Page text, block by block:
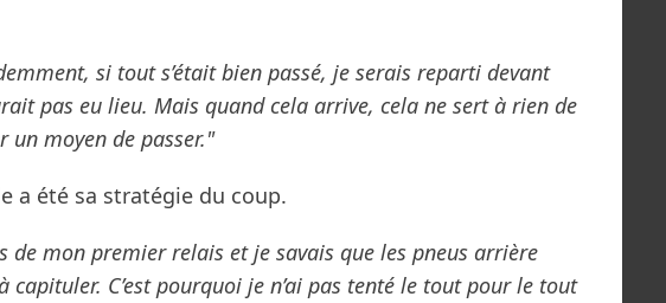
si tout s’était bien passé, je serais reparti devant
pas eu lieu. Mais quand cela arrive, cela ne sert à rien de
moyen de passer."
a été sa stratégie du coup.
de mon premier relais et je savais que les pneus arrière
capituler. C’est pourquoi je n’ai pas tenté le tout pour le tout